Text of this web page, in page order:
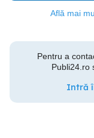
Află mai
Pentru a
Publi24.ro
Intră